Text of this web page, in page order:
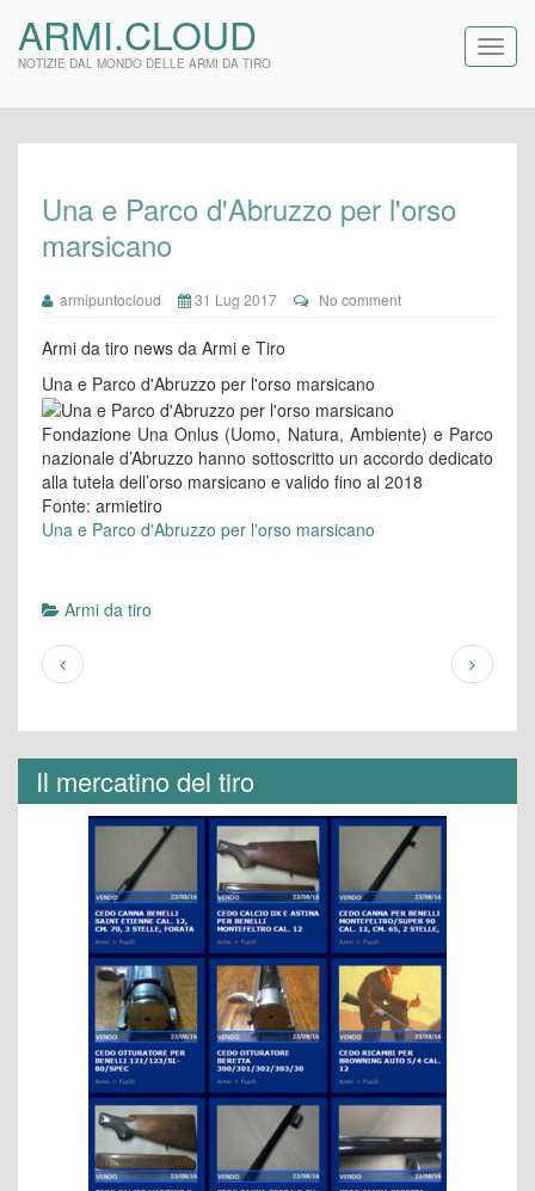
ARMI.CLOUD
NOTIZIE DAL MONDO DELLE ARMI DA TIRO
Una e Parco d'Abruzzo per l'orso
marsicano
armipuntocloud 31 Lug 2017 No comment
Armi da tiro news da Armi e Tiro
Una e Parco d'Abruzzo per l'orso marsicano
Fondazione Una Onlus (Uomo, Natura, Ambiente) e Parco
nazionale d’Abruzzo hanno sottoscritto un accordo dedicato
alla tutela dell’orso marsicano e valido fino al 2018
Fonte: armietiro
Una e Parco d'Abruzzo per l'orso marsicano
Armi da tiro
Il mercatino del tiro